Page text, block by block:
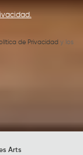
de Privacidad y los
Arts